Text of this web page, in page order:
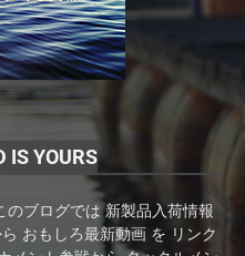
IS YOURS
ブログでは 新製品入荷情報
おもしろ最新動画 を リンク